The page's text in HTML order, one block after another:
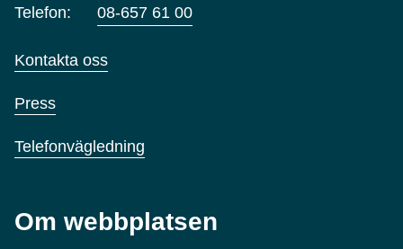
Telefon: 08-657 61 00
Kontakta oss
Press
Telefonvägledning
Om webbplatsen